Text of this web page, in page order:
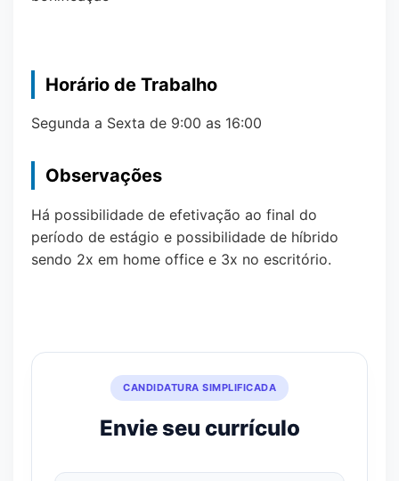
Horário de Trabalho
Segunda a Sexta de 9:00 as 16:00
Observações
Há possibilidade de efetivação ao final do
período de estágio e possibilidade de híbrido
sendo 2x em home office e 3x no escritório.
CANDIDATURA SIMPLIFICADA
Envie seu currículo